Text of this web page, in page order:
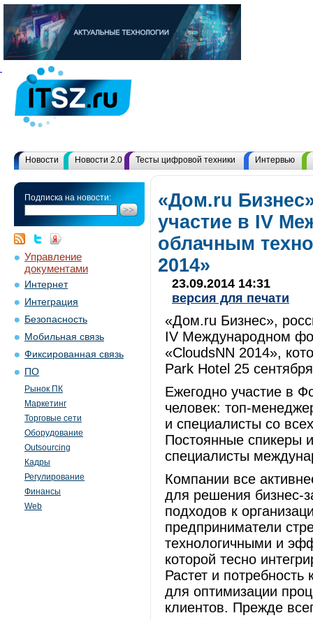
Новости Новости 2.0 Тесты цифровой техники Интервью
Подписка на новости:
Управление
документами
Интернет
Интеграция
Безопасность
Мобильная связь
Фиксированная связь
ПО
Рынок ПК
Маркетинг
Торговые сети
Оборудование
Outsourcing
Кадры
Регулирование
Финансы
Web
«Дом.ru
участие в IV
облачным
2014»
23.09.2014 14:31
версия для печати
«Дом.ru Бизнес»,
IV Международном
«CloudsNN 2014»,
Park Hotel 25
Ежегодно участие в
человек: топ-
и специалисты со
Постоянные спикеры
специалисты
Компании все
для решения бизнес-
подходов к
предприниматели
технологичными и
которой тесно
Растет и
для оптимизации
клиентов. Прежде